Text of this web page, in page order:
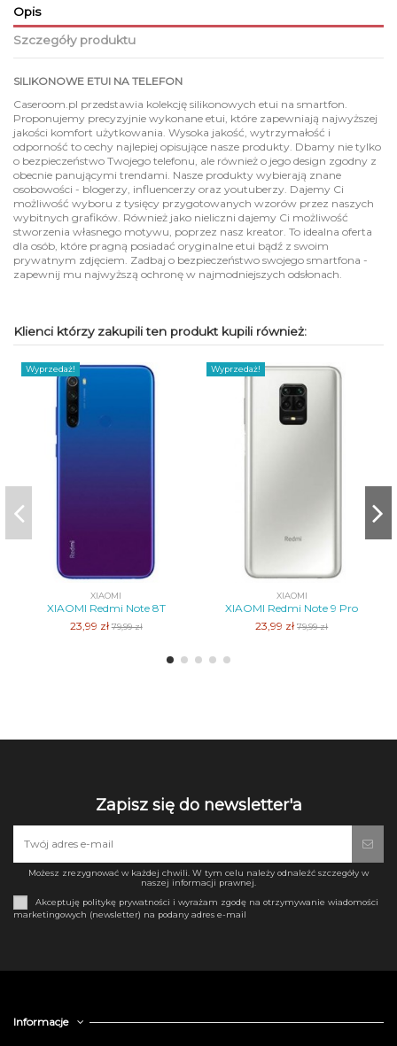
Opis
Szczegóły produktu
SILIKONOWE ETUI NA TELEFON
Caseroom.pl przedstawia kolekcję silikonowych etui na smartfon.
Proponujemy precyzyjnie wykonane etui, które zapewniają najwyższej
jakości komfort użytkowania. Wysoka jakość, wytrzymałość i
odporność to cechy najlepiej opisujące nasze produkty. Dbamy nie tylko
o bezpieczeństwo Twojego telefonu, ale również o jego design zgodny z
obecnie panującymi trendami. Nasze produkty wybierają znane
osobowości - blogerzy, influencerzy oraz youtuberzy. Dajemy Ci
możliwość wyboru z tysięcy przygotowanych wzorów przez naszych
wybitnych grafików. Również jako nieliczni dajemy Ci możliwość
stworzenia własnego motywu, poprzez nasz kreator. To idealna oferta
dla osób, które pragną posiadać oryginalne etui bądź z swoim
prywatnym zdjęciem. Zadbaj o bezpieczeństwo swojego smartfona -
zapewnij mu najwyższą ochronę w najmodniejszych odsłonach.
Klienci którzy zakupili ten produkt kupili również:
Wyprzedaż!
XIAOMI
XIAOMI Redmi Note 8T
23,99 zł79,99 zł
Wyprzedaż!
XIAOMI
XIAOMI Redmi Note 9 Pro
23,99 zł79,99 zł
Zapisz się do newsletter'a
Możesz zrezygnować w każdej chwili. W tym celu należy odnaleźć szczegóły w
naszej informacji prawnej.
Akceptuję politykę prywatności i wyrażam zgodę na otrzymywanie wiadomości
marketingowych (newsletter) na podany adres e-mail
Informacje